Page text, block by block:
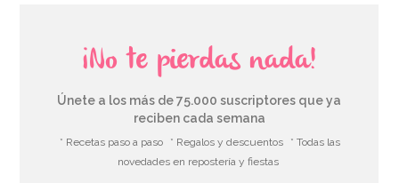
¡No te pierdas nada!
Únete a los más de 75.000 suscriptores que ya
reciben cada semana
* Recetas paso a paso * Regalos y descuentos
* Todas las
novedades en repostería y fiestas